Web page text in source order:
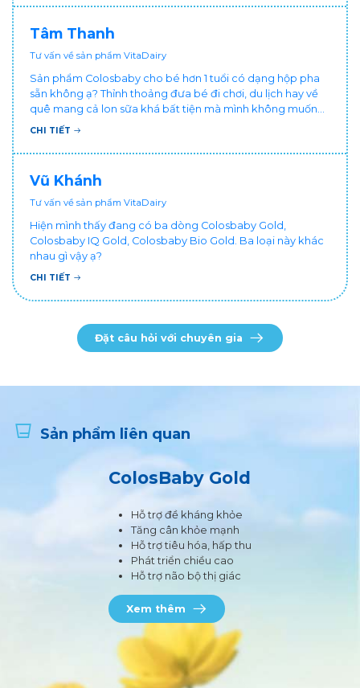
chăm cháu hay ốm ạ?. Cảm ơn bác sĩ.
Tâm Thanh
Tư vấn về sản phẩm VitaDairy
Sản phẩm Colosbaby cho bé hơn 1 tuổi có dạng hộp pha
sẵn không ạ? Thỉnh thoảng đưa bé đi chơi, du lịch hay về
quê mang cả lon sữa khá bất tiện mà mình không muốn
đổi cho bé dùng sữa tươi hộp khác sợ bé nạ sữa ảnh
CHI TIẾT
Vũ Khánh
Tư vấn về sản phẩm VitaDairy
Hiện mình thấy đang có ba dòng Colosbaby Gold,
Colosbaby IQ Gold, Colosbaby Bio Gold. Ba loại này khác
nhau gì vậy ạ?
CHI TIẾT
Đặt câu hỏi với chuyên gia
Sản phẩm liên quan
ColosBaby Gold
Hỗ trợ đề kháng khỏe
Tăng cân khỏe mạnh
Hỗ trợ tiêu hóa, hấp thu
Phát triển chiều cao
Hỗ trợ não bộ thị giác
Xem thêm